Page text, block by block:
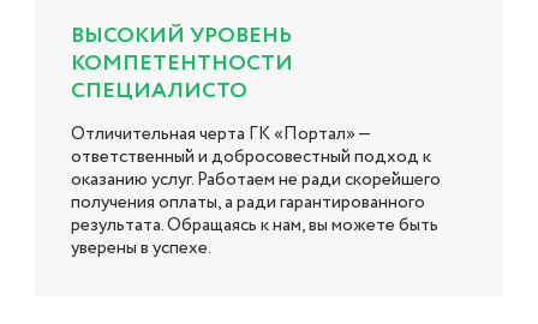
ВЫСОКИЙ УРОВЕНЬ
КОМПЕТЕНТНОСТИ
СПЕЦИАЛИСТО
Отличительная черта ГК «Портал» —
ответственный и добросовестный подход к
оказанию услуг. Работаем не ради скорейшего
получения оплаты, а ради гарантированного
результата. Обращаясь к нам, вы можете быть
уверены в успехе.